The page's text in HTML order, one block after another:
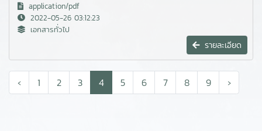
application/pdf
2022-05-26 03:12:23
เอกสารทั่วไป
รายละเอียด
‹ 1 2 3 4 5 6 7 8 9 ›